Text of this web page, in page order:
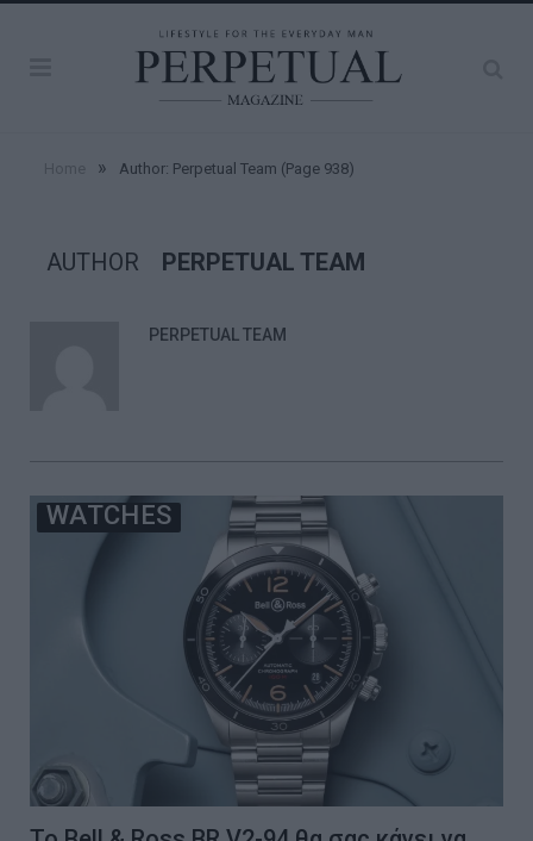
» Author: Perpetual Team (Page 938)
AUTHOR PERPETUAL TEAM
PERPETUAL TEAM
WATCHES